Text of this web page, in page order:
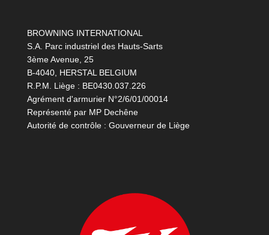
BROWNING INTERNATIONAL
S.A. Parc industriel des Hauts-Sarts
3ème Avenue, 25
B-4040, HERSTAL BELGIUM
R.P.M. Liège : BE0430.037.226
Agrément d'armurier N°2/6/01/00014
Représenté par MP Dechêne
Autorité de contrôle : Gouverneur de Liège